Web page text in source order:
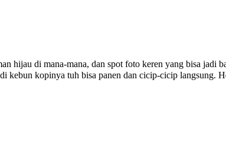
hijau di mana-mana, dan spot foto keren yang bisa
kebun kopinya tuh bisa panen dan cicip-cicip langsung.